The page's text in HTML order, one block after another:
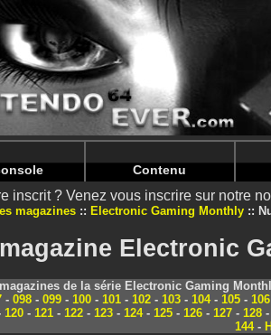
in/home/nintendoju/
in/home/nintendoju/
Contenu
inscrit ? Venez vous inscrire sur notre
magazines Electronic Gaming Monthly
Electronic
de la série Electronic Gaming
- 098 - 099 - 100 - 101 - 102 - 103 - 104- 105 - 106
120- 121- 122- 123- 124- 125- 126- 127- 128-
144-